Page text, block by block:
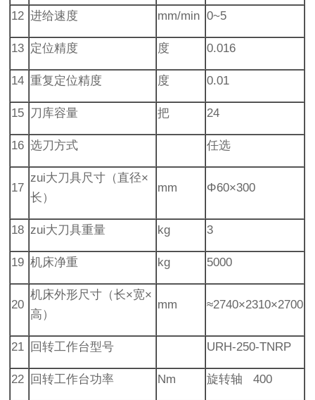
12 进给速度 mm/min 0~5
13 定位精度 度 0.016
14 重复定位精度 度 0.01
15 刀库容量 把 24
16 选刀方式 任选
17
zui大刀具尺寸（直径×
长）
mm Φ60×300
18 zui大刀具重量 kg 3
19 机床净重 kg 5000
20
机床外形尺寸（长×宽×
高）
mm ≈2740×2310×2700
21 回转工作台型号 URH-250-TNRP
22 回转工作台功率 Nm 旋转轴 400